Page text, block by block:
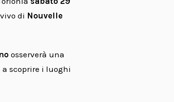
di Nouvelle
osserverà una
scoprire i luoghi